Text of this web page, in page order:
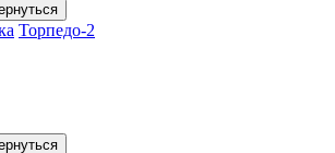
Торпедо-2